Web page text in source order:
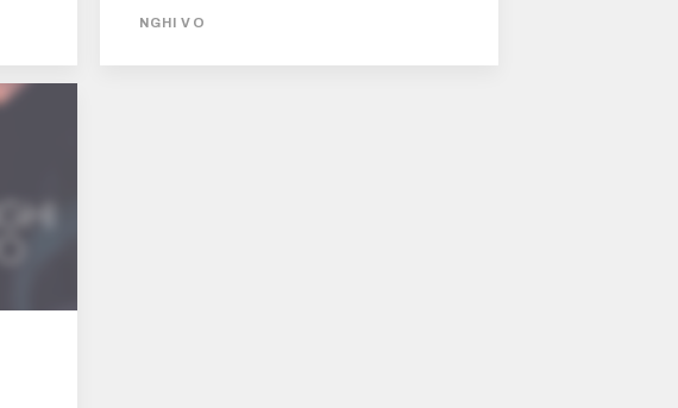
et des apparences trompeuses. Très vite, les
dévoile. Nghi Vo nous livre un nouveau
NGHI VO